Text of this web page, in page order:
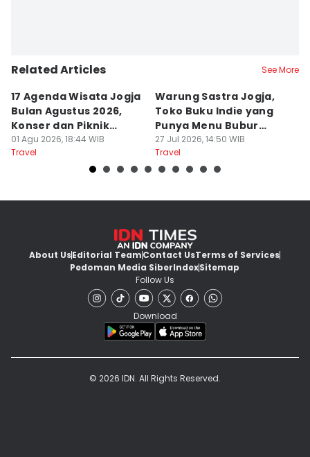
Related Articles See More
17 Agenda Wisata Jogja
Bulan Agustus 2026,
Konser dan Piknik
Literasi
01 Agu 2026, 18:44 WIB
Travel
Warung Sastra Jogja,
Toko Buku Indie yang
Punya Menu Bubur
Manado
27 Jul 2026, 14:50 WIB
Travel
About UsEditorial TeamContact UsTerms of Services
Pedoman Media SiberIndexSitemap
Follow Us
Download
© 2026 IDN. All Rights Reserved.